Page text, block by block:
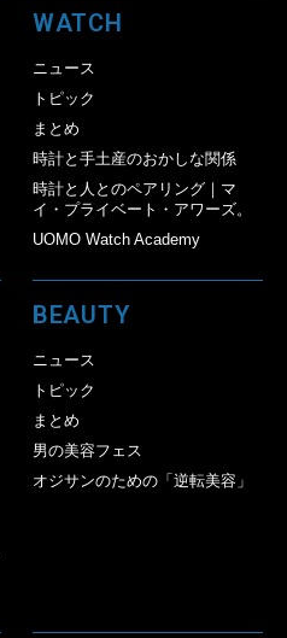
WATCH
ニュース
トピック
まとめ
時計と手土産のおかしな関係
時計と人とのペアリング｜マ
イ・プライベート・アワーズ。
UOMO Watch Academy
BEAUTY
ニュース
トピック
まとめ
男の美容フェス
オジサンのための「逆転美容」